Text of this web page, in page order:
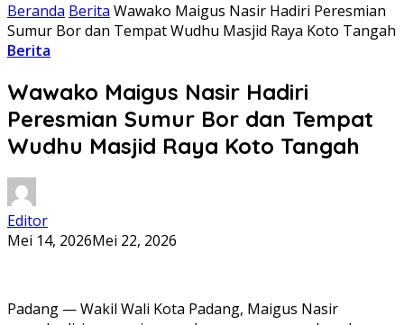
Beranda Berita Wawako Maigus Nasir Hadiri Peresmian
Sumur Bor dan Tempat Wudhu Masjid Raya Koto Tangah
Berita
Wawako Maigus Nasir Hadiri
Peresmian Sumur Bor dan Tempat
Wudhu Masjid Raya Koto Tangah
Editor
Mei 14, 2026Mei 22, 2026
Padang — Wakil Wali Kota Padang, Maigus Nasir